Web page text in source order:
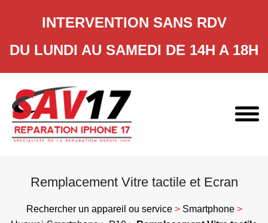
INTERVENTION SANS RDV
DU LUNDI AU SAMEDI DE 14H A 18H
content
Remplacement Vitre tactile et Ecran
Rechercher un appareil ou service> Smartphone>